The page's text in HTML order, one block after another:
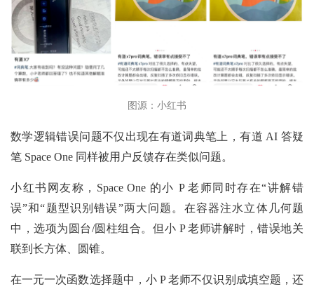
图源：小红书
数学逻辑错误问题不仅出现在有道词典笔上，有道 AI 答疑
笔 Space One 同样被用户反馈存在类似问题。
小红书网友称，Space One 的小 P 老师同时存在“讲解错
误”和“题型识别错误”两大问题。在容器注水立体几何题
中，选项为圆台/圆柱组合。但小 P 老师讲解时，错误地关
联到长方体、圆锥。
在一元一次函数选择题中，小 P 老师不仅识别成填空题，还